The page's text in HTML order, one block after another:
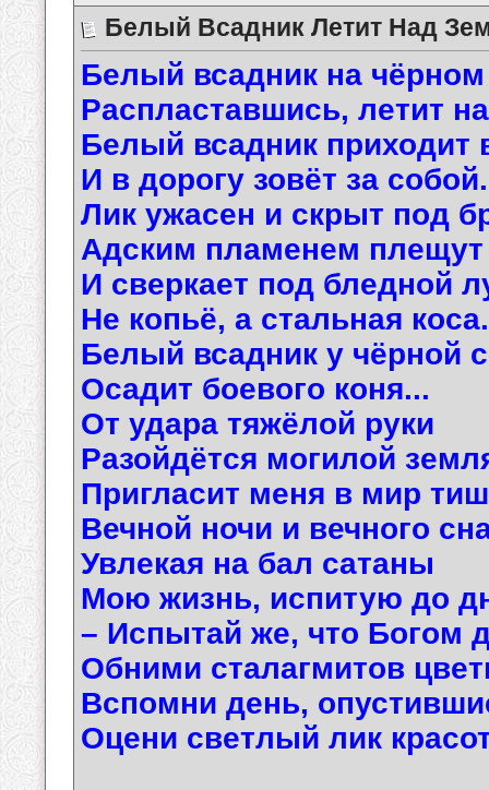
Белый Всадник Летит Над
Белый всадник на чёрном
Распластавшись, летит
Белый всадник приходит
И в дорогу зовёт за собой.
Лик ужасен и скрыт под
Адским пламенем плещут
И сверкает под бледной
Не копьё, а стальная коса.
Белый всадник у чёрной
Осадит боевого коня...
От удара тяжёлой руки
Разойдётся могилой
Пригласит меня в мир
Вечной ночи и вечного
Увлекая на бал сатаны
Мою жизнь, испитую до
– Испытай же, что Богом
Обними сталагмитов
Вспомни день,
Оцени светлый лик